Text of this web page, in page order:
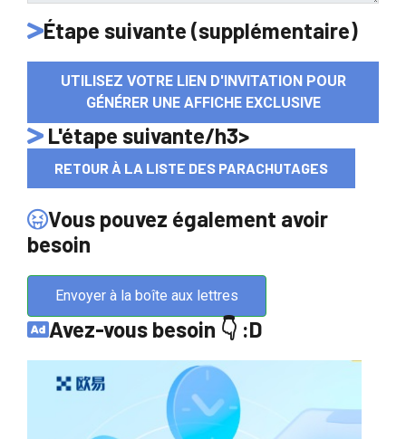
Étape suivante (supplémentaire)
UTILISEZ VOTRE LIEN D'INVITATION POUR
GÉNÉRER UNE AFFICHE EXCLUSIVE
L'étape suivante/h3>
RETOUR À LA LISTE DES PARACHUTAGES
Vous pouvez également avoir
besoin
Envoyer à la boîte aux lettres
Avez-vous besoin 👇 :D